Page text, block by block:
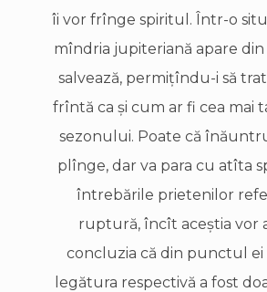
îi vor frînge spiritul. Într-o
mîndria jupiteriană apare
salvează, permiţîndu-i să
frîntă ca şi cum ar fi cea mai
sezonului. Poate că
plînge, dar va para cu atîta
întrebările prietenilor
ruptură, încît aceştia vor
concluzia că din punctul ei
legătura respectivă a fost